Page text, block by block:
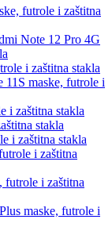
futrole i zaštitna
Note 12 Pro 4G
i zaštitna stakla
11S maske, futrole i
i zaštitna stakla
stakla
i zaštitna stakla
i zaštitna
futrole i zaštitna
maske, futrole i